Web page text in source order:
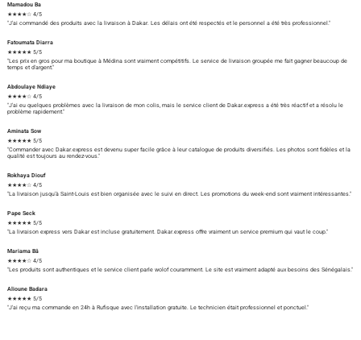
Mamadou Ba
★★★★☆ 4/5
"J'ai commandé des produits avec la livraison à Dakar. Les délais ont été respectés et le personnel a été très professionnel."
Fatoumata Diarra
★★★★★ 5/5
"Les prix en gros pour ma boutique à Médina sont vraiment compétitifs. Le service de livraison groupée me fait gagner beaucoup de
temps et d'argent."
Abdoulaye Ndiaye
★★★★☆ 4/5
"J'ai eu quelques problèmes avec la livraison de mon colis, mais le service client de Dakar.express a été très réactif et a résolu le
problème rapidement."
Aminata Sow
★★★★★ 5/5
"Commander avec Dakar.express est devenu super facile grâce à leur catalogue de produits diversifiés. Les photos sont fidèles et la
qualité est toujours au rendez-vous."
Rokhaya Diouf
★★★★☆ 4/5
"La livraison jusqu'à Saint-Louis est bien organisée avec le suivi en direct. Les promotions du week-end sont vraiment intéressantes."
Pape Seck
★★★★★ 5/5
"La livraison express vers Dakar est incluse gratuitement. Dakar.express offre vraiment un service premium qui vaut le coup."
Mariama Bâ
★★★★☆ 4/5
"Les produits sont authentiques et le service client parle wolof couramment. Le site est vraiment adapté aux besoins des Sénégalais."
Alioune Badara
★★★★★ 5/5
"J'ai reçu ma commande en 24h à Rufisque avec l'installation gratuite. Le technicien était professionnel et ponctuel."